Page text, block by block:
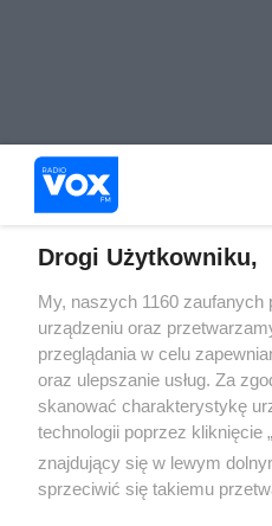
Drogi Użytkowniku,
My, naszych 1160
urządzeniu oraz
przeglądania w celu
oraz ulepszanie usług. Za
skanować charakterystykę
technologii poprzez
znajdujący się w lewym
sprzeciwić się takiemu